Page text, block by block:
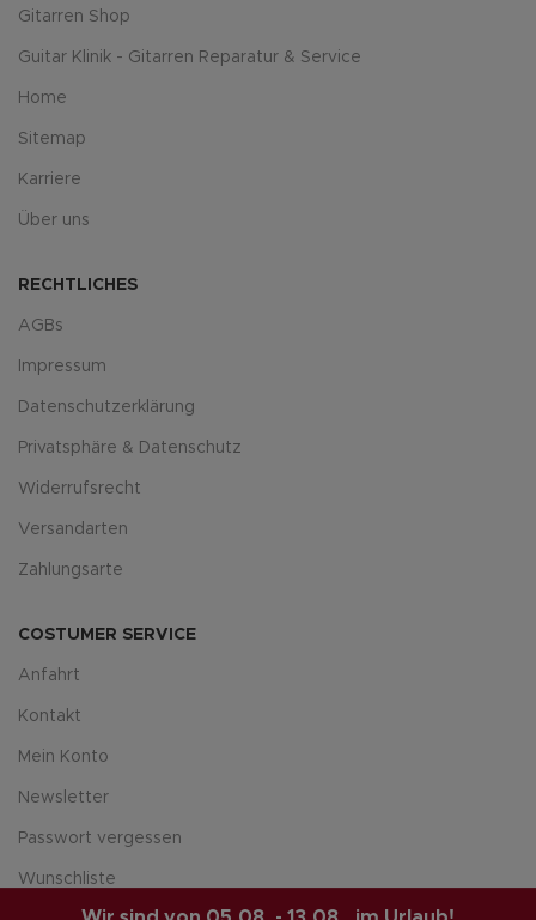
Gitarren Shop
Guitar Klinik - Gitarren Reparatur & Service
Home
Sitemap
Karriere
Über uns
RECHTLICHES
AGBs
Impressum
Datenschutzerklärung
Privatsphäre & Datenschutz
Widerrufsrecht
Versandarten
Zahlungsarte
COSTUMER SERVICE
Anfahrt
Kontakt
Mein Konto
Newsletter
Passwort vergessen
Wunschliste